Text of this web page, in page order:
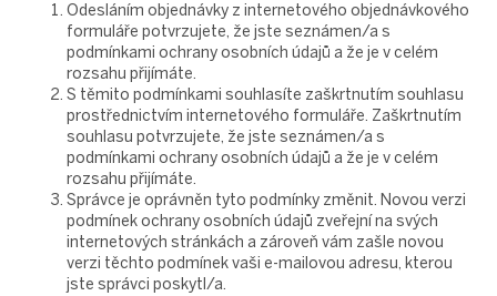
Odesláním objednávky z internetového objednávkového
formuláře potvrzujete, že jste seznámen/a s
podmínkami ochrany osobních údajů a že je v celém
rozsahu přijímáte.
S těmito podmínkami souhlasíte zaškrtnutím souhlasu
prostřednictvím internetového formuláře. Zaškrtnutím
souhlasu potvrzujete, že jste seznámen/a s
podmínkami ochrany osobních údajů a že je v celém
rozsahu přijímáte.
Správce je oprávněn tyto podmínky změnit. Novou verzi
podmínek ochrany osobních údajů zveřejní na svých
internetových stránkách a zároveň vám zašle novou
verzi těchto podmínek vaši e-mailovou adresu, kterou
jste správci poskytl/a.